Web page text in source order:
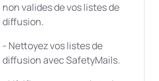
non valides de vos listes de
diffusion.
- Nettoyez vos listes de
diffusion avec SafetyMails.